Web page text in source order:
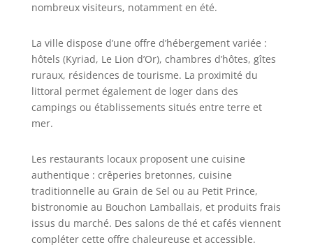
nombreux visiteurs, notamment en été.
La ville dispose d’une offre d’hébergement variée :
hôtels (Kyriad, Le Lion d’Or), chambres d’hôtes, gîtes
ruraux, résidences de tourisme. La proximité du
littoral permet également de loger dans des
campings ou établissements situés entre terre et
mer.
Les restaurants locaux proposent une cuisine
authentique : crêperies bretonnes, cuisine
traditionnelle au Grain de Sel ou au Petit Prince,
bistronomie au Bouchon Lamballais, et produits frais
issus du marché. Des salons de thé et cafés viennent
compléter cette offre chaleureuse et accessible.